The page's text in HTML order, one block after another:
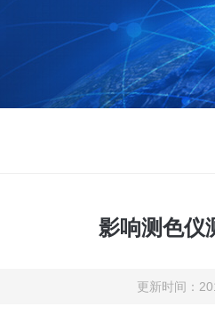
影响测色仪
更新时间：